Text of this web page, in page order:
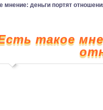
мнение: деньги портят
такое